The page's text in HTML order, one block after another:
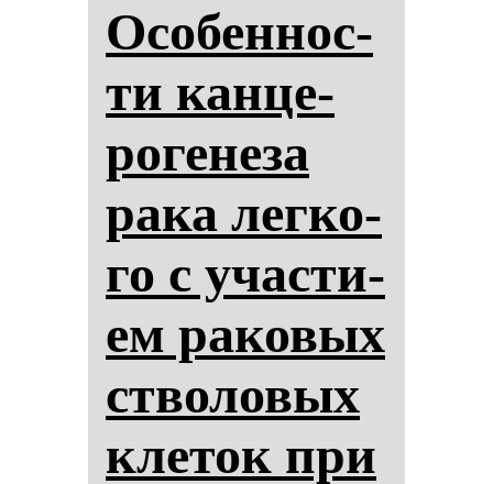
Осо­бен­нос­
ти кан­це­
ро­ге­не­за
ра­ка лег­ко­
го с учас­ти­
ем ра­ко­вых
ство­ло­вых
кле­ток при